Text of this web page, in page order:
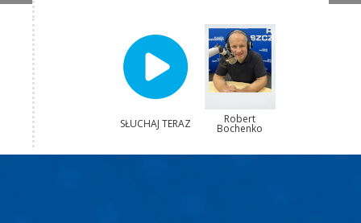
SŁUCHAJ TERAZ Robert
Bochenko